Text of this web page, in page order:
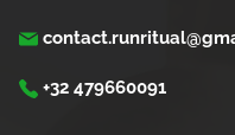
+32 479660091